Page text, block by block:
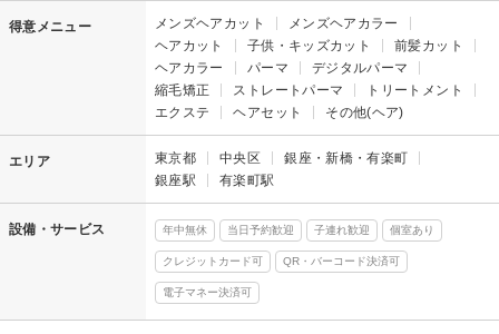
得意メニュー メンズヘアカット
メンズヘアカラー
ヘアカット
子供・キッズカット
前髪カット
ヘアカラー
パーマ
デジタルパーマ
縮毛矯正
ストレートパーマ
トリートメント
エクステ
ヘアセット その他(ヘア)
エリア 東京都 中央区
銀座・新橋・有楽町
銀座駅
有楽町駅
設備・サービス 年中無休 当日予約歓迎 子連れ歓迎 個室あり
クレジットカード可 QR・バーコード決済可
電子マネー決済可